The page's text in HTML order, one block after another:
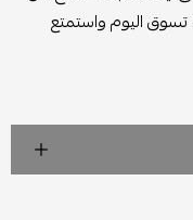
تسوق اليوم واستمتع